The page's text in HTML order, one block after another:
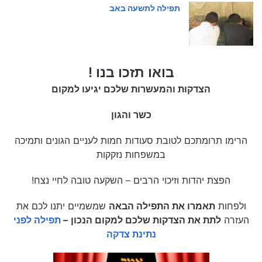
תפילה לתשעה באב
בואו תזכו בנו !
הצדקות והמעשרות שלכם יגיעו למקום
כשר והגון
הרימו תרומתכם לטובת סעודות חמות לעניים הגונים ותמיכה
במשפחות נזקקות
הפצת יהדות וזיכוי הרבים – השקעה טובה לחיי נצח!
ולפחותתאמרו את התפילה הבאה שמשמיים יתנו לכם את
העזרהלתת את הצדקות שלכם למקום הנכון –תפילה לפני
נתינת צדקה